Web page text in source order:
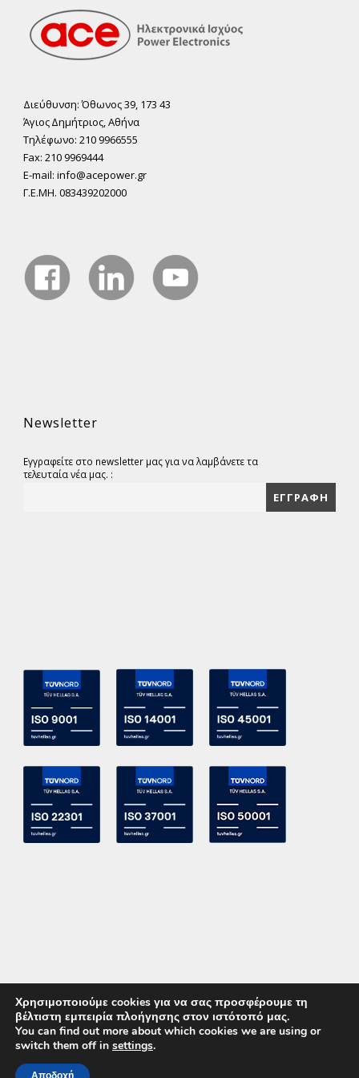
Διεύθυνση: Όθωνος 39, 173 43
Άγιος ∆ηµήτριος, Αθήνα
Τηλέφωνο: 210 9966555
Fax: 210 9969444
E-mail: info@acepower.gr
Γ.Ε.ΜΗ. 083439202000
Newsletter
Εγγραφείτε στο newsletter μας για να λαμβάνετε τα
τελευταία νέα μας. :
Copyright 2015 ACE Power Electronics - All Right Reserved
Χρησιμοποιούμε cookies για να σας προσφέρουμε τη
βέλτιστη εμπειρία πλοήγησης στον ιστότοπό μας.
You can find out more about which cookies we are using or
switch them off in settings.